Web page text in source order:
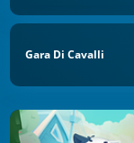
Gara Di Cavalli